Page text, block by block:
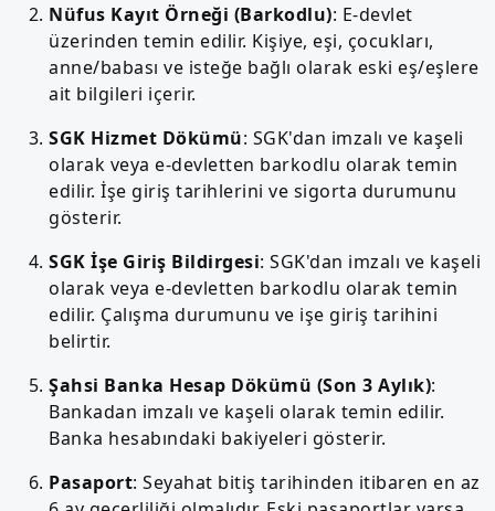
Nüfus Kayıt Örneği (Barkodlu): E-devlet
üzerinden temin edilir. Kişiye, eşi, çocukları,
anne/babası ve isteğe bağlı olarak eski eş/eşlere
ait bilgileri içerir.
SGK Hizmet Dökümü: SGK'dan imzalı ve kaşeli
olarak veya e-devletten barkodlu olarak temin
edilir. İşe giriş tarihlerini ve sigorta durumunu
gösterir.
SGK İşe Giriş Bildirgesi: SGK'dan imzalı ve kaşeli
olarak veya e-devletten barkodlu olarak temin
edilir. Çalışma durumunu ve işe giriş tarihini
belirtir.
Şahsi Banka Hesap Dökümü (Son 3 Aylık):
Bankadan imzalı ve kaşeli olarak temin edilir.
Banka hesabındaki bakiyeleri gösterir.
Pasaport: Seyahat bitiş tarihinden itibaren en az